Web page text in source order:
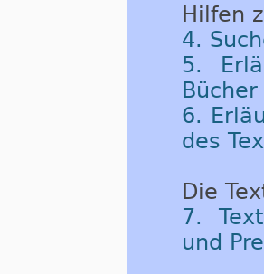
Hilfen
4.
5.
6.
des
Die
7.
und